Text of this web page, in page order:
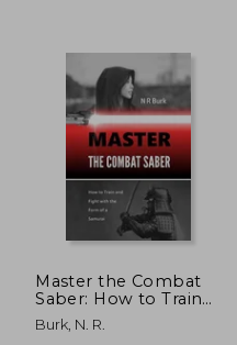
Master the Combat
Saber: How to Train
and Fight with the
Form of a Samurai
Burk, N. R.